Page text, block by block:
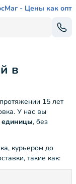
- Цены как опт
в
15 лет
У нас вы
единицы, без
курьером до
такие как: